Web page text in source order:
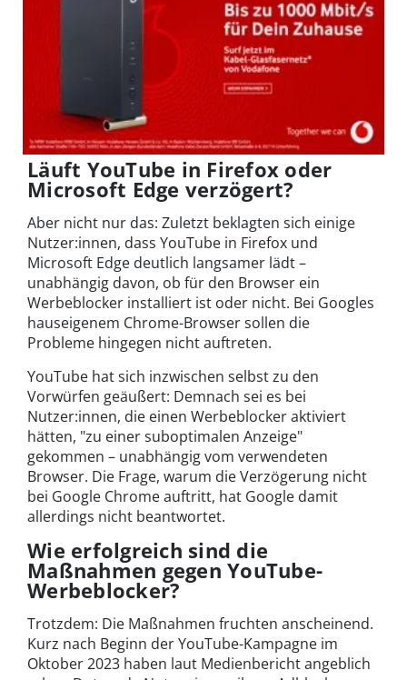
Läuft YouTube in Firefox oder
Microsoft Edge verzögert?
Aber nicht nur das: Zuletzt beklagten sich einige
Nutzer:innen, dass YouTube in Firefox und
Microsoft Edge deutlich langsamer lädt –
unabhängig davon, ob für den Browser ein
Werbeblocker installiert ist oder nicht. Bei Googles
hauseigenem Chrome-Browser sollen die
Probleme hingegen nicht auftreten.
YouTube hat sich inzwischen selbst zu den
Vorwürfen geäußert: Demnach sei es bei
Nutzer:innen, die einen Werbeblocker aktiviert
hätten, "zu einer suboptimalen Anzeige"
gekommen – unabhängig vom verwendeten
Browser. Die Frage, warum die Verzögerung nicht
bei Google Chrome auftritt, hat Google damit
allerdings nicht beantwortet.
Wie erfolgreich sind die
Maßnahmen gegen YouTube-
Werbeblocker?
Trotzdem: Die Maßnahmen fruchten anscheinend.
Kurz nach Beginn der YouTube-Kampagne im
Oktober 2023 haben laut Medienbericht angeblich